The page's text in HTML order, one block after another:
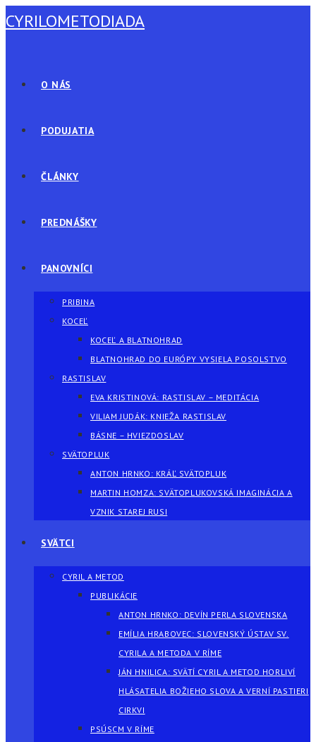
Skip
to
CYRILOMETODIADA
O NÁS
PODUJATIA
ČLÁNKY
PREDNÁŠKY
PANOVNÍCI
PRIBINA
KOCEĽ
KOCEĽ A BLATNOHRAD
BLATNOHRAD DO EURÓPY VYSIELA POSOLSTVO
RASTISLAV
EVA KRISTINOVÁ: RASTISLAV – MEDITÁCIA
VILIAM JUDÁK: KNIEŽA RASTISLAV
BÁSNE – HVIEZDOSLAV
SVÄTOPLUK
ANTON HRNKO: KRÁĽ SVÄTOPLUK
MARTIN HOMZA: SVÄTOPLUKOVSKÁ IMAGINÁCIA A
VZNIK STAREJ RUSI
SVÄTCI
CYRIL A METOD
PUBLIKÁCIE
ANTON HRNKO: DEVÍN PERLA SLOVENSKA
EMÍLIA HRABOVEC: SLOVENSKÝ ÚSTAV SV.
CYRILA A METODA V RÍME
JÁN HNILICA: SVÄTÍ CYRIL A METOD HORLIVÍ
HLÁSATELIA BOŽIEHO SLOVA A VERNÍ PASTIERI
CIRKVI
PSÚSCM V RÍME